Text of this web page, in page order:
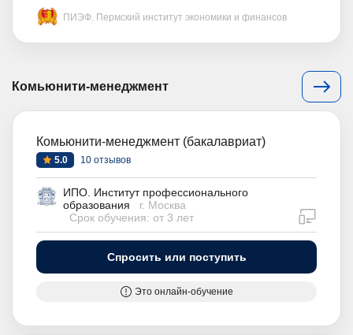
ПИЭФ. Пермский институт экономики и финансов
Комьюнити-менеджмент
Комьюнити-менеджмент (бакалавриат)
5.0 10 отзывов
ИПО. Институт профессионального
образования
г. Москва
Срок обучения: от 3 лет
Спросить или поступить
Это онлайн-обучение